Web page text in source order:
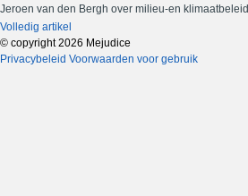
Jeroen van den Bergh over milieu-en klimaatbeleid
Volledig artikel
© copyright 2026 Mejudice
Privacybeleid Voorwaarden voor gebruik